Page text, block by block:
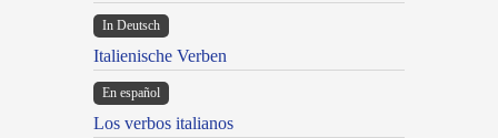
In Deutsch
Italienische Verben
En español
Los verbos italianos